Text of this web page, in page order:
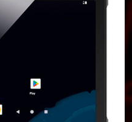
Buscar
CATEGORIAS